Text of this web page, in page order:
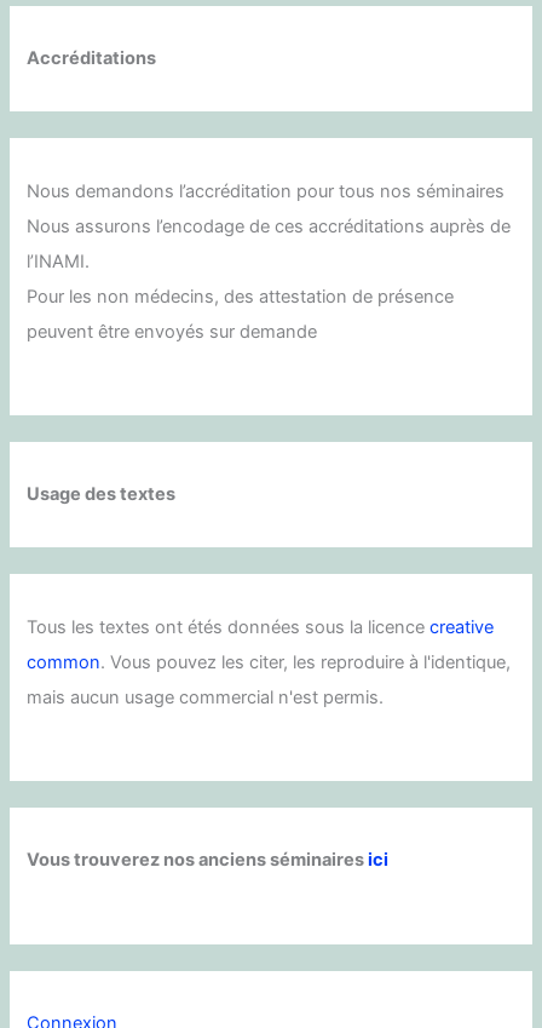
Accréditations
Nous demandons l’accréditation pour tous nos séminaires
Nous assurons l’encodage de ces accréditations auprès de
l’INAMI.
Pour les non médecins, des attestation de présence
peuvent être envoyés sur demande
Usage des textes
Tous les textes ont étés données sous la licencecreative
common. Vous pouvez les citer, les reproduire à l'identique,
mais aucun usage commercial n'est permis.
Vous trouverez nos anciens séminairesici
Connexion